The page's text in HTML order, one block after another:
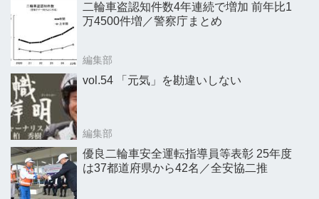
二輪車盗認知件数4年連続で増加 前年比1
万4500件増／警察庁まとめ
編集部
vol.54 「元気」を勘違いしない
編集部
優良二輪車安全運転指導員等表彰 25年度
は37都道府県から42名／全安協二推